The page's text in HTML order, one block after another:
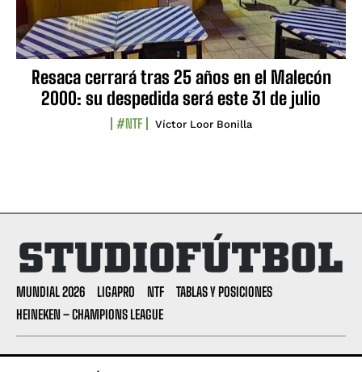
Resaca cerrará tras 25 años en el Malecón
2000: su despedida será este 31 de julio
#NTF Víctor Loor Bonilla
MUNDIAL 2026 LIGAPRO NTF
TABLAS Y POSICIONES
HEINEKEN – CHAMPIONS LEAGUE